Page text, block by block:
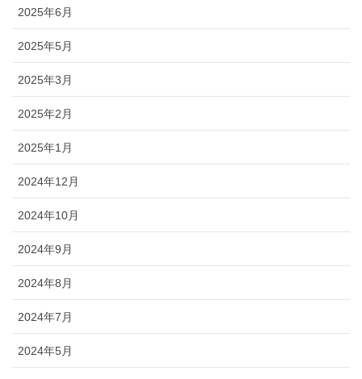
2025年6月
2025年5月
2025年3月
2025年2月
2025年1月
2024年12月
2024年10月
2024年9月
2024年8月
2024年7月
2024年5月